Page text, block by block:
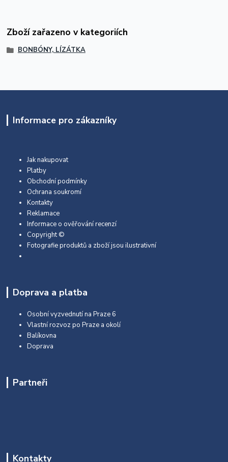
Zboží zařazeno v kategoriích
BONBÓNY, LÍZÁTKA
Informace pro zákazníky
Jak nakupovat
Platby
Obchodní podmínky
Ochrana soukromí
Kontakty
Reklamace
Informace o ověřování recenzí
Copyright ©
Fotografie produktů a zboží jsou ilustrativní
Doprava a platba
Osobní vyzvednutí na Praze 6
Vlastní rozvoz po Praze a okolí
Balíkovna
Doprava
Partneři
Kontakty